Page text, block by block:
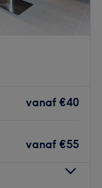
vanaf €40
vanaf €55